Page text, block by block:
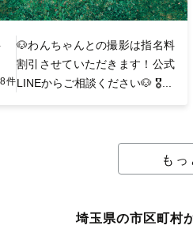
件
🐶わんちゃんとの撮影は指名料
割引させていただきます！公式
LINEからご相談ください🐶 🎖...
もっ
埼玉県の市区町村